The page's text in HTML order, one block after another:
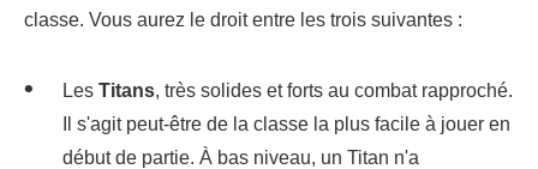
classe. Vous aurez le droit entre les trois suivantes :
Les Titans, très solides et forts au combat rapproché.
Il s'agit peut-être de la classe la plus facile à jouer en
début de partie. À bas niveau, un Titan n'a